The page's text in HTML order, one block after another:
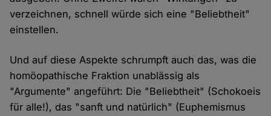
verzeichnen, schnell würde sich eine "Beliebtheit"
einstellen.
Und auf diese Aspekte schrumpft auch das, was die
homöopathische Fraktion unablässig als
"Argumente" angeführt: Die "Beliebtheit" (Schokoeis
für alle!), das "sanft und natürlich" (Euphemismus